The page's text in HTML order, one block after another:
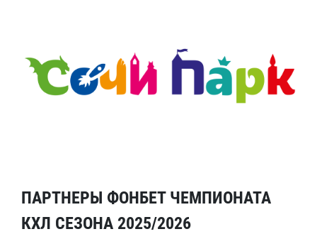
ПАРТНЕРЫ ФОНБЕТ ЧЕМПИОНАТА
КХЛ СЕЗОНА 2025/2026